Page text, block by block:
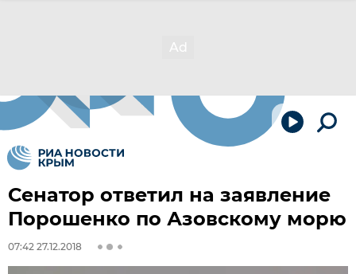
Сенатор ответил на заявление
Порошенко по Азовскому морю
07:42 27.12.2018